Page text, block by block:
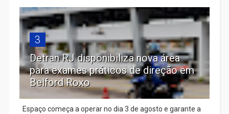
3
Detran RJ disponibiliza nova área
para exames práticos de direção em
Belford Roxo
Espaço começa a operar no dia 3 de agosto e garante a